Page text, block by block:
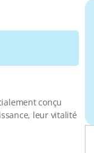
conçu
leur vitalité